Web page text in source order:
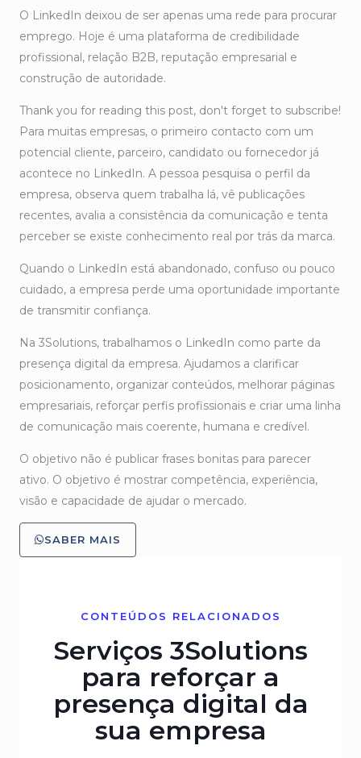
O LinkedIn deixou de ser apenas uma rede para procurar
emprego. Hoje é uma plataforma de credibilidade
profissional, relação B2B, reputação empresarial e
construção de autoridade.
Thank you for reading this post, don't forget to subscribe!
Para muitas empresas, o primeiro contacto com um
potencial cliente, parceiro, candidato ou fornecedor já
acontece no LinkedIn. A pessoa pesquisa o perfil da
empresa, observa quem trabalha lá, vê publicações
recentes, avalia a consistência da comunicação e tenta
perceber se existe conhecimento real por trás da marca.
Quando o LinkedIn está abandonado, confuso ou pouco
cuidado, a empresa perde uma oportunidade importante
de transmitir confiança.
Na 3Solutions, trabalhamos o LinkedIn como parte da
presença digital da empresa. Ajudamos a clarificar
posicionamento, organizar conteúdos, melhorar páginas
empresariais, reforçar perfis profissionais e criar uma linha
de comunicação mais coerente, humana e credível.
O objetivo não é publicar frases bonitas para parecer
ativo. O objetivo é mostrar competência, experiência,
visão e capacidade de ajudar o mercado.
SABER MAIS
CONTEÚDOS RELACIONADOS
Serviços 3Solutions
para reforçar a
presença digital da
sua empresa